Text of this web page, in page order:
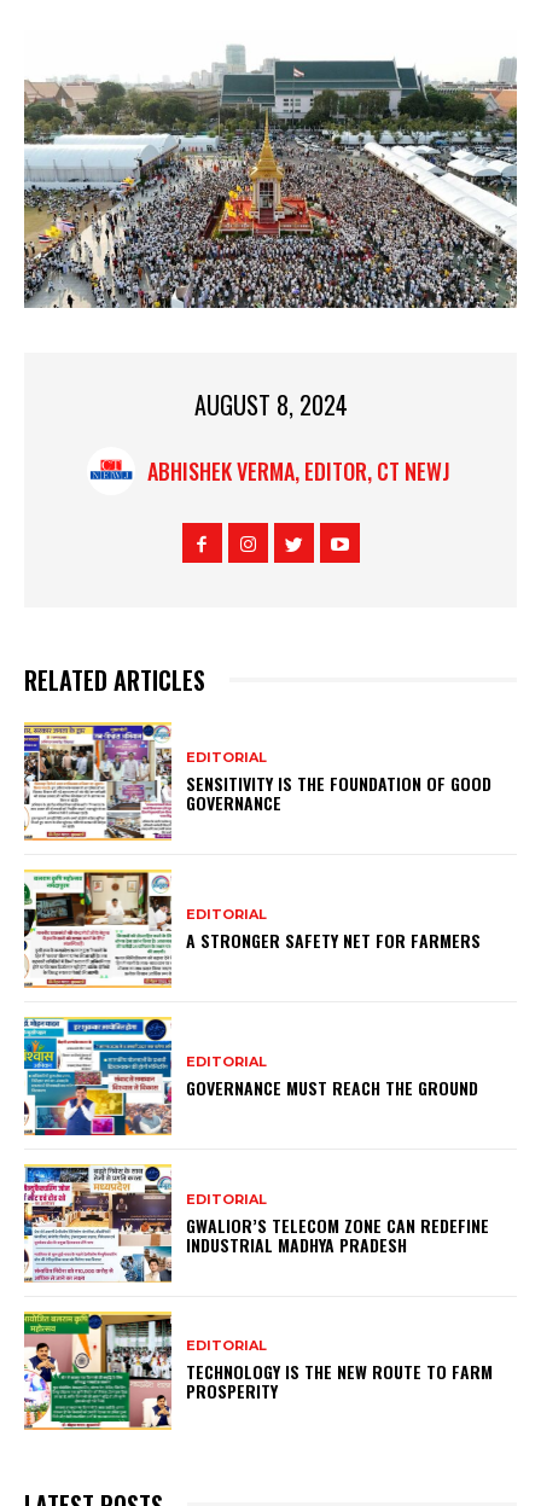
AUGUST 8, 2024
ABHISHEK VERMA, EDITOR, CT NEWJ
RELATED ARTICLES
EDITORIAL
SENSITIVITY IS THE FOUNDATION OF GOOD
GOVERNANCE
EDITORIAL
A STRONGER SAFETY NET FOR FARMERS
EDITORIAL
GOVERNANCE MUST REACH THE GROUND
EDITORIAL
GWALIOR’S TELECOM ZONE CAN REDEFINE
INDUSTRIAL MADHYA PRADESH
EDITORIAL
TECHNOLOGY IS THE NEW ROUTE TO FARM
PROSPERITY